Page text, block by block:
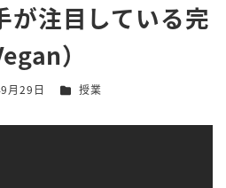
が注目している完
）
月29日
著
カテゴリー
授業